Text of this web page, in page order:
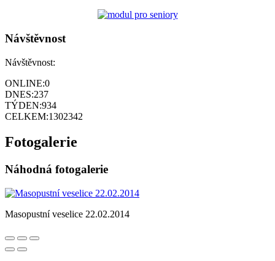
Návštěvnost
Návštěvnost:
ONLINE:0
DNES:237
TÝDEN:934
CELKEM:1302342
Fotogalerie
Náhodná fotogalerie
Masopustní veselice 22.02.2014